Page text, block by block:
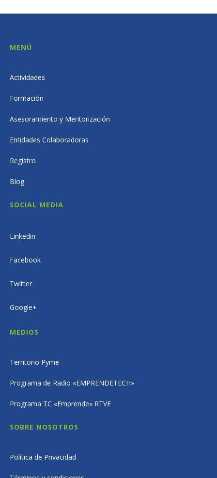
MENÚ
Actividades
Formación
Asesoramiento y Mentorización
Entidades Colaboradoras
Registro
Blog
SOCIAL MEDIA
Linkedin
Facebook
Twitter
Google+
MEDIOS
Territorio Pyme
Programa de Radio «EMPRENDETECH»
Programa TC «Emprende» RTVE
SOBRE NOSOTROS
Política de Privacidad